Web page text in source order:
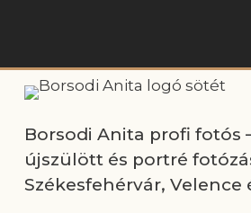
Borsodi Anita profi fotós
újszülött és portré
Székesfehérvár, Velence